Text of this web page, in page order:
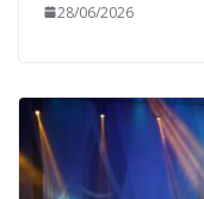
28/06/2026